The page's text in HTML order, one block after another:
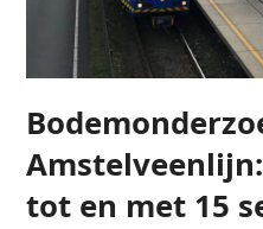
tot en met 15